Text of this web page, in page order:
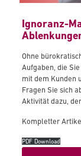
Ignoranz-
Ohne
Aufgaben, die
mit dem Kunden
Fragen Sie sich
Aktivität dazu,
Kompletter
PDF Download